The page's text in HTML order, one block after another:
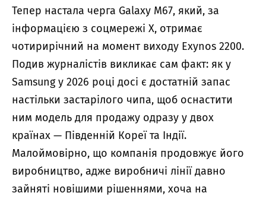
Тепер настала черга Galaxy M67, який, за
інформацією з соцмережі X, отримає
чотирирічний на момент виходу Exynos 2200.
Подив журналістів викликає сам факт: як у
Samsung у 2026 році досі є достатній запас
настільки застарілого чипа, щоб оснастити
ним модель для продажу одразу у двох
країнах — Південній Кореї та Індії.
Малоймовірно, що компанія продовжує його
виробництво, адже виробничі лінії давно
зайняті новішими рішеннями, хоча на